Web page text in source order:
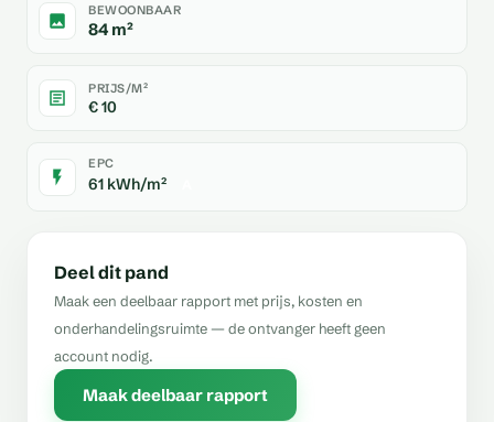
BEWOONBAAR
84 m²
PRIJS/M²
€ 10
EPC
61 kWh/m²
Deel dit pand
Maak een deelbaar rapport met prijs, kosten en
onderhandelingsruimte — de ontvanger heeft geen
account nodig.
Maak deelbaar rapport